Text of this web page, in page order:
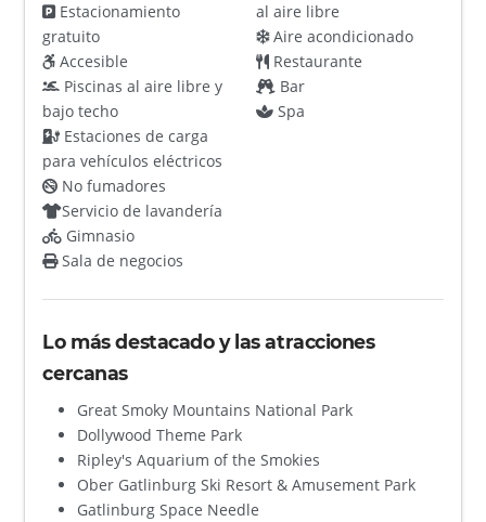
Estacionamiento
gratuito
Accesible
Piscinas al aire libre y
bajo techo
Estaciones de carga
para vehículos eléctricos
al aire libre
Aire acondicionado
Restaurante
Bar
Spa
No fumadores
Servicio de lavandería
Gimnasio
Sala de negocios
Lo más destacado y las atracciones
cercanas
Great Smoky Mountains National Park
Dollywood Theme Park
Ripley's Aquarium of the Smokies
Ober Gatlinburg Ski Resort & Amusement Park
Gatlinburg Space Needle